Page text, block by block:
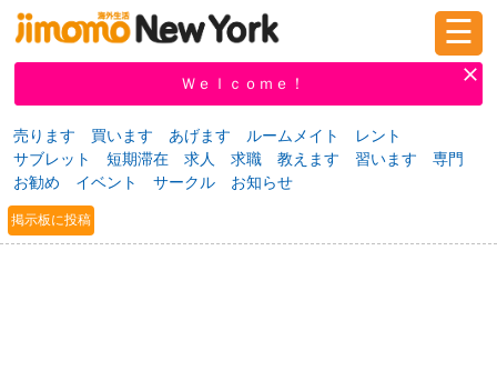
新規登録
掲示板 教えて！
☰
Ｗｅｌｃｏｍｅ！
売ります 買います あげます ルームメイト
レント
サブレット
短期滞在 求人 求職 教えます 習います
専門
お勧め
イベント サークル お知らせ
掲示板に投稿